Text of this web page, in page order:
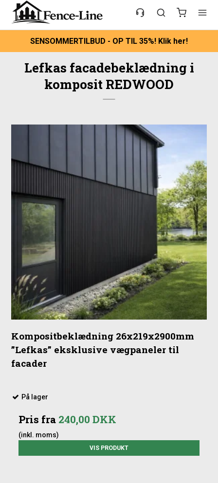
SENSOMMERTILBUD - OP TIL 35%! Klik her!
Lefkas facadebeklædning i
komposit REDWOOD
Kompositbeklædning 26x219x2900mm
”Lefkas” eksklusive vægpaneler til
facader
På lager
Pris fra 240,00 DKK
(inkl. moms)
VIS PRODUKT